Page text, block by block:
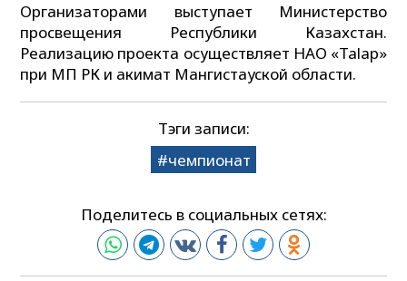
Организаторами выступает Министерство
просвещения Республики Казахстан.
Реализацию проекта осуществляет НАО «Talap»
при МП РК и акимат Мангистауской области.
Тэги записи:
чемпионат
Поделитесь в социальных сетях: